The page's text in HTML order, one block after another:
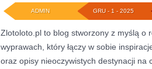
GRU - 1 - 2025
ADMIN
Zlotoloto.pl to blog stworzony z myślą o
wyprawach, który łączy w sobie
oraz opisy nieoczywistych destynacji na